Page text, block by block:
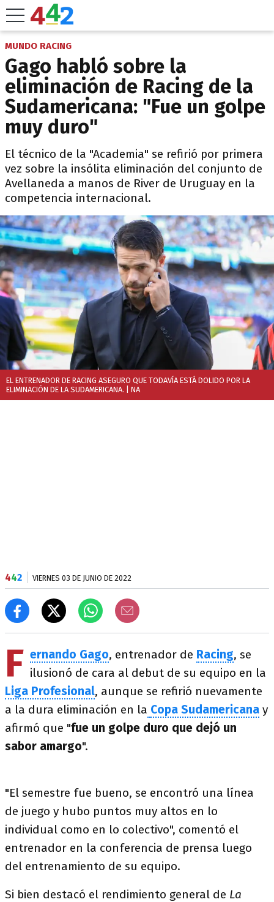
MUNDO RACING
Gago habló sobre la
eliminación de Racing de la
Sudamericana: "Fue un golpe
muy duro"
El técnico de la "Academia" se refirió por primera
vez sobre la insólita eliminación del conjunto de
Avellaneda a manos de River de Uruguay en la
competencia internacional.
EL ENTRENADOR DE RACING ASEGURO QUE TODAVÍA ESTÁ DOLIDO POR LA
ELIMINACIÓN DE LA SUDAMERICANA. | NA
442 VIERNES 03 DE JUNIO DE 2022
F ernando Gago, entrenador de Racing, se
ilusionó de cara al debut de su equipo en la
Liga Profesional, aunque se refirió nuevamente
a la dura eliminación en la Copa Sudamericana y
afirmó que "fue un golpe duro que dejó un
sabor amargo".
"El semestre fue bueno, se encontró una línea
de juego y hubo puntos muy altos en lo
individual como en lo colectivo", comentó el
entrenador en la conferencia de prensa luego
del entrenamiento de su equipo.
Si bien destacó el rendimiento general de La